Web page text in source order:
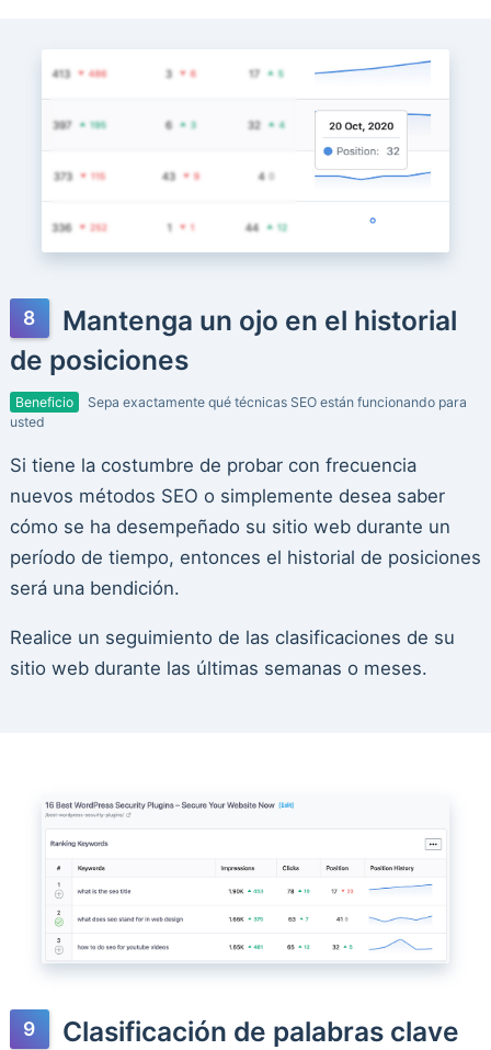
Mantenga un ojo en el historial
de posiciones
Beneficio
Sepa exactamente qué técnicas SEO están funcionando para
usted
Si tiene la costumbre de probar con frecuencia
nuevos métodos SEO o simplemente desea saber
cómo se ha desempeñado su sitio web durante un
período de tiempo, entonces el historial de posiciones
será una bendición.
Realice un seguimiento de las clasificaciones de su
sitio web durante las últimas semanas o meses.
Clasificación de palabras clave